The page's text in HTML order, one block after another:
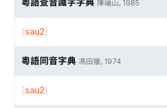
粵語查音識字字典 陳岫山, 1985
[sau2]
粵語同音字典 馮田獵, 1974
[sau2]